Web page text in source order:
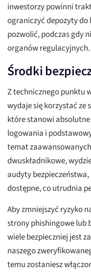
inwestorzy powinni
ograniczyć depozyty
pozwolić, podczas gdy
organów regulacyjnych.
Środki
Z technicznego punktu
wydaje się korzystać ze
które stanowi
logowania i
temat
dwuskładnikowe,
audyty
dostępne, co utrudnia
Aby zmniejszyć ryzyko
strony phishingowe lub
wiele bezpieczniej jest
naszego
temu zostaniesz